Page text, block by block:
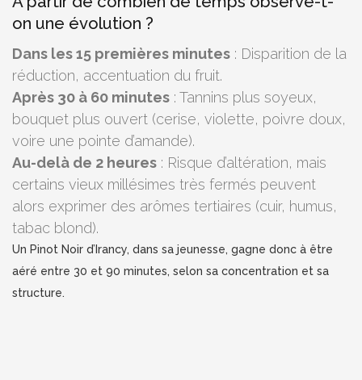
on une évolution ?
Dans les 15 premières minutes : Disparition de la
réduction, accentuation du fruit.
Après 30 à 60 minutes : Tannins plus soyeux,
bouquet plus ouvert (cerise, violette, poivre doux,
voire une pointe d’amande).
Au-delà de 2 heures : Risque d’altération, mais
certains vieux millésimes très fermés peuvent
alors exprimer des arômes tertiaires (cuir, humus,
tabac blond).
Un Pinot Noir d’Irancy, dans sa jeunesse, gagne donc à être
aéré entre 30 et 90 minutes, selon sa concentration et sa
structure.